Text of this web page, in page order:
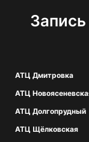
АТЦ Дмитровка
АТЦ
АТЦ Долгопрудный
АТЦ Щёлковская